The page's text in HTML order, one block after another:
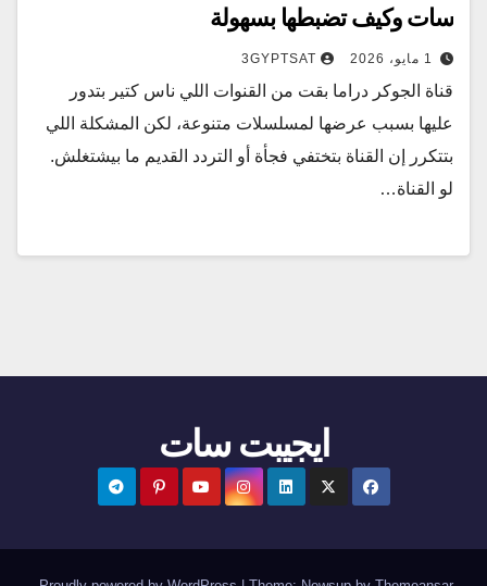
سات وكيف تضبطها بسهولة
1 مايو، 2026 3GYPTSAT
قناة الجوكر دراما بقت من القنوات اللي ناس كتير بتدور
عليها بسبب عرضها لمسلسلات متنوعة، لكن المشكلة اللي
بتتكرر إن القناة بتختفي فجأة أو التردد القديم ما بيشتغلش.
لو القناة…
ايجيبت سات